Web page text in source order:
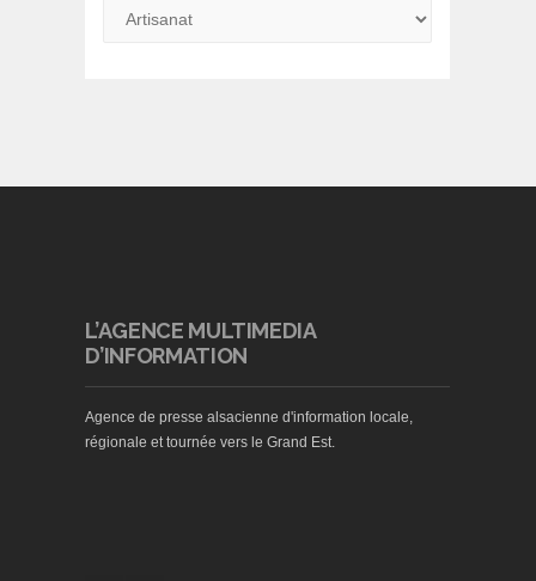
L’AGENCE MULTIMEDIA
D’INFORMATION
Agence de presse alsacienne d'information locale,
régionale et tournée vers le Grand Est.